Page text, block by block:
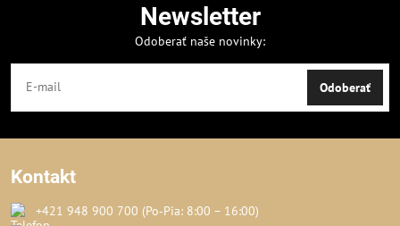
Newsletter
Odoberať naše novinky:
Odoberať
Kontakt
+421 948 900 700 (Po‑Pia: 8:00 – 16:00)